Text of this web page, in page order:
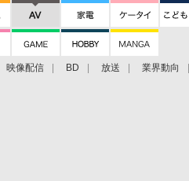
映像配信 BD 放送 業界動向